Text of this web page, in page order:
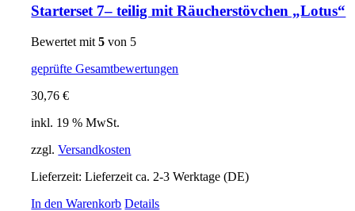
mehrere
Varianten
auf.
Optionen
können
Starterset 7– teilig mit Räucherstövchen „Lotus“
Bewertet mit5 von 5
geprüfte Gesamtbewertungen
30,76€
inkl. 19 % MwSt.
zzgl.Versandkosten
Lieferzeit:Lieferzeit ca. 2-3 Werktage (DE)
In den Warenkorb Details